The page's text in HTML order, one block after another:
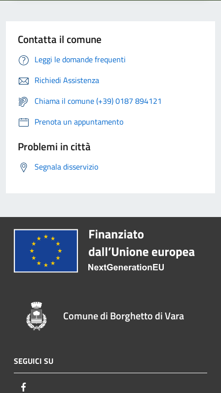
Contatta il comune
Leggi le domande frequenti
Richiedi Assistenza
Chiama il comune (+39) 0187 894121
Prenota un appuntamento
Problemi in città
Segnala disservizio
Comune di Borghetto di Vara
SEGUICI SU